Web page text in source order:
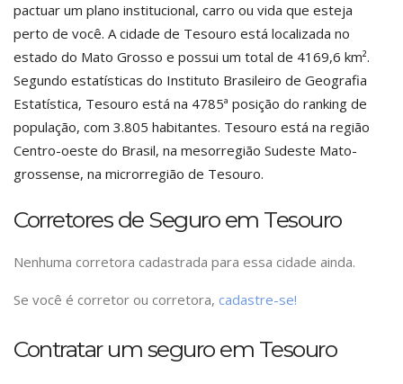
pactuar um plano institucional, carro ou vida que esteja
perto de você. A cidade de Tesouro está localizada no
estado do Mato Grosso e possui um total de 4169,6 km².
Segundo estatísticas do Instituto Brasileiro de Geografia
Estatística, Tesouro está na 4785ª posição do ranking de
população, com 3.805 habitantes. Tesouro está na região
Centro-oeste do Brasil, na mesorregião Sudeste Mato-
grossense, na microrregião de Tesouro.
Corretores de Seguro em Tesouro
Nenhuma corretora cadastrada para essa cidade ainda.
Se você é corretor ou corretora, cadastre-se!
Contratar um seguro em Tesouro